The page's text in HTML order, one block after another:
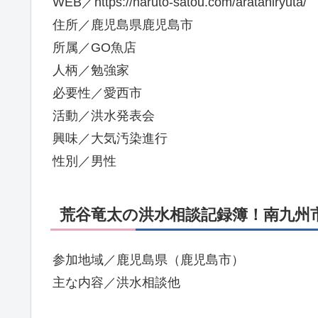
住所／鹿児島県鹿児島市
所属／GO魚店
人柄／勉強家
必要性／愛西市
活動／洪水発表会
興味／大気汚染進行
性別／男性
荒谷竜太の洪水相談記録簿！南九州
参加地域／鹿児島県（鹿児島市）
主な内容／洪水相談他